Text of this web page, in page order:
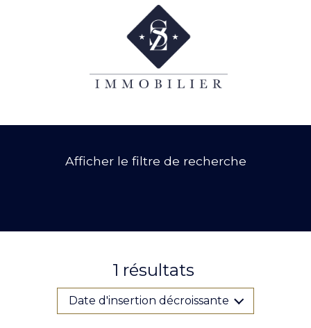
Afficher le filtre de recherche
1 résultats
Date d'insertion décroissante